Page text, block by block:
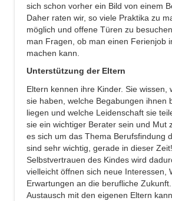
sich schon vorher ein Bild von einem
Daher raten wir, so viele Praktika zu
möglich und offene Türen zu
man Fragen, ob man einen Ferienjob
machen kann.
Unterstützung der Eltern
Eltern kennen ihre Kinder. Sie wissen,
sie haben, welche Begabungen ihnen
liegen und welche Leidenschaft sie
sie ein wichtiger Berater sein und Mut
es sich um das Thema Berufsfindung
sind sehr wichtig, gerade in dieser
Selbstvertrauen des Kindes wird
vielleicht öffnen sich neue Interessen,
Erwartungen an die berufliche
Austausch mit den eigenen Eltern